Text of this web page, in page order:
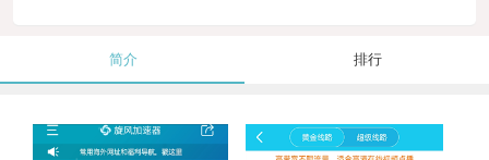
简介 排行